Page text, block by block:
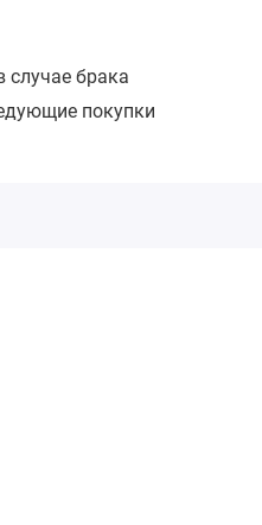
брака
покупки